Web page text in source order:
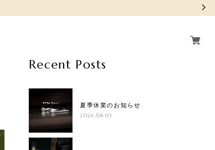
Recent Posts
夏季休業のお知らせ
2026.08.03